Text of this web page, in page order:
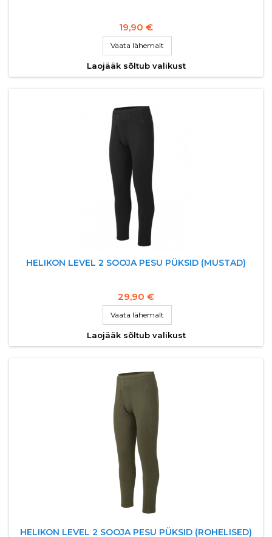
19,90 €
Vaata lähemalt
Laojääk sõltub valikust
HELIKON LEVEL 2 SOOJA PESU PÜKSID (MUSTAD)
29,90 €
Vaata lähemalt
Laojääk sõltub valikust
HELIKON LEVEL 2 SOOJA PESU PÜKSID (ROHELISED)